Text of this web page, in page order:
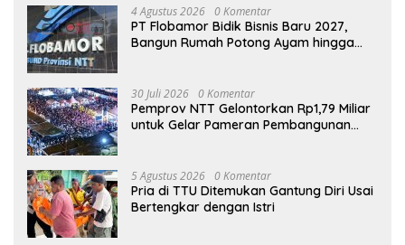
Menyambut Sukacita
4 Agustus 2026 0 Komentar
PT Flobamor Bidik Bisnis Baru 2027,
Bangun Rumah Potong Ayam hingga
30 Juli 2026 0 Komentar
Pemprov NTT Gelontorkan Rp1,79 Miliar
untuk Gelar Pameran Pembangunan
5 Agustus 2026 0 Komentar
Pria di TTU Ditemukan Gantung Diri Usai
Bertengkar dengan Istri